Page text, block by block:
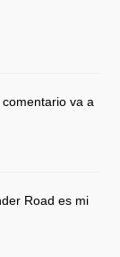
va a
Road es mi